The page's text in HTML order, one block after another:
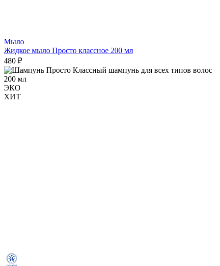
Мыло
Жидкое мыло Просто классное 200 мл
480 ₽
ЭКО
ХИТ